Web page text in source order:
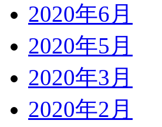
2020年6月
2020年5月
2020年3月
2020年2月